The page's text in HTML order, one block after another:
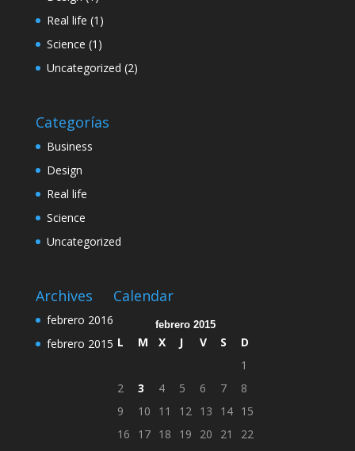
Real life (1)
Science (1)
Uncategorized (2)
Categorías
Business
Design
Real life
Science
Uncategorized
Archives
febrero 2016
febrero 2015
Calendar
febrero 2015
L M X J V S
D
1
2
3 4 5 6 7
8
9
10 11 12 13 14 15
16
17 18 19 20 21
22